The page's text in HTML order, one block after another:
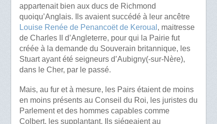
appartenait bien aux ducs de Richmond
quoiqu’Anglais. Ils avaient succédé à leur ancêtre
Louise Renée de Penancoët de Keroual , maitresse
de Charles II d’Angleterre, pour qui la Pairie fut
créée à la demande du Souverain britannique, les
Stuart ayant été seigneurs d’Aubigny(-sur-Nère),
dans le Cher, par le passé.
Mais, au fur et à mesure, les Pairs étaient de moins
en moins présents au Conseil du Roi, les juristes du
Parlement et des hommes capables comme
Colbert, les supplantant. Ils siégeaient au